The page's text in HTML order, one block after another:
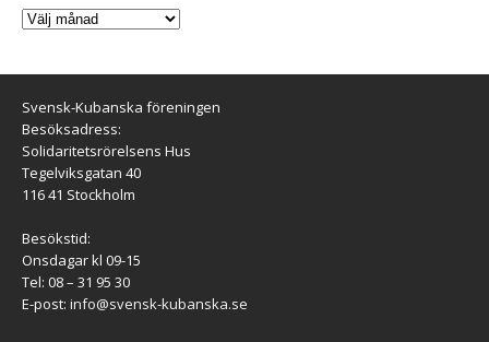
Svensk-Kubanska föreningen
Besöksadress:
Solidaritetsrörelsens Hus
Tegelviksgatan 40
116 41 Stockholm
Besökstid:
Onsdagar kl 09-15
Tel: 08 – 31 95 30
E-post: info@svensk-kubanska.se